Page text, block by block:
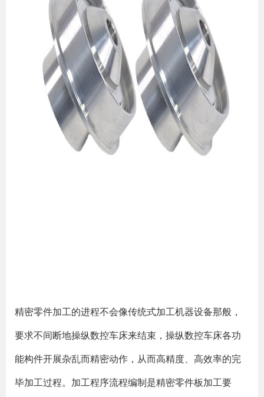
精密零件加工的进程不会像传统式加工机器设备那般，
要求不间断地操纵数控车床来结束，操纵数控车床各功
能构件开展杂乱而精密动作，从而高精度、高效率的完
毕加工过程。加工程序流程编制是精密零件板加工要